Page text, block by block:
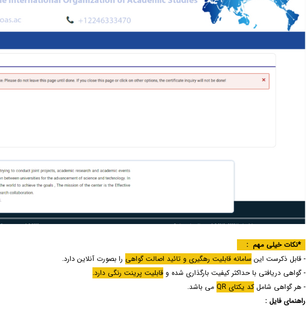
*نکات خیلی مهم :
- قابل ذکرست این سامانه قابلیت رهگیری و تائید اصالت گواهی را بصورت آنلاین دارد.
- گواهی دریافتی با حداکثر کیفیت بارگذاری شده وقابلیت پرینت رنگی دارد.
- هر گواهی شاملکد یکتای QR
می باشد.
راهنمای فایل :